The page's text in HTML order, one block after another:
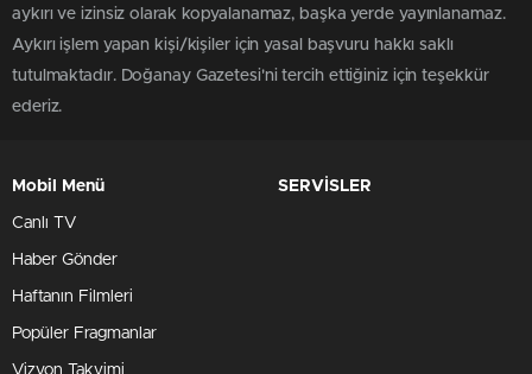
aykırı ve izinsiz olarak kopyalanamaz, başka yerde yayınlanamaz.
Aykırı işlem yapan kişi/kişiler için yasal başvuru hakkı saklı
tutulmaktadır. Doğanay Gazetesi'ni tercih ettiğiniz için teşekkür
ederiz.
Mobil Menü
Canlı TV
Haber Gönder
Haftanın Filmleri
Popüler Fragmanlar
Vizyon Takvimi
SERVİSLER